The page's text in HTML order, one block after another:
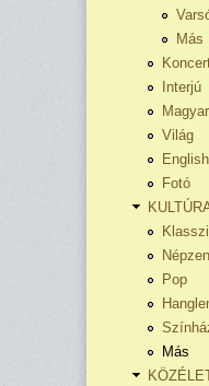
Más
Interjú
Világ
English
Fotó
Pop
Más